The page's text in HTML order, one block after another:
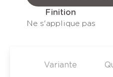
Finition
Ne s'applique pas
Variante